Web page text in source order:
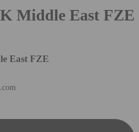
Middle East FZE
East FZE